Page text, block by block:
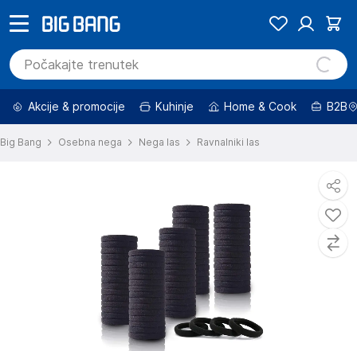
Akcije & promocije Kuhinje Home & Cook B2B
Big Bang Osebna nega Nega las Ravnalniki las